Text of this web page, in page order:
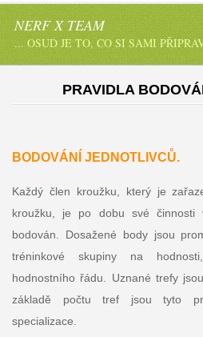
NERF X TEAM
... OSUD JE TO, CO SI SAMI
PRAVIDLA
BODOVÁNÍ JEDNOTLIVCŮ.
Každý člen kroužku, který je
kroužku, je po dobu své činnosti
bodován. Dosažené body jsou
tréninkové skupiny na
hodnostního řádu. Uznané trefy
základě počtu tref jsou tyto
specializace.